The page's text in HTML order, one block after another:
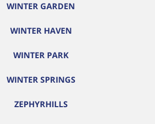
WINTER GARDEN
WINTER HAVEN
WINTER PARK
WINTER SPRINGS
ZEPHYRHILLS